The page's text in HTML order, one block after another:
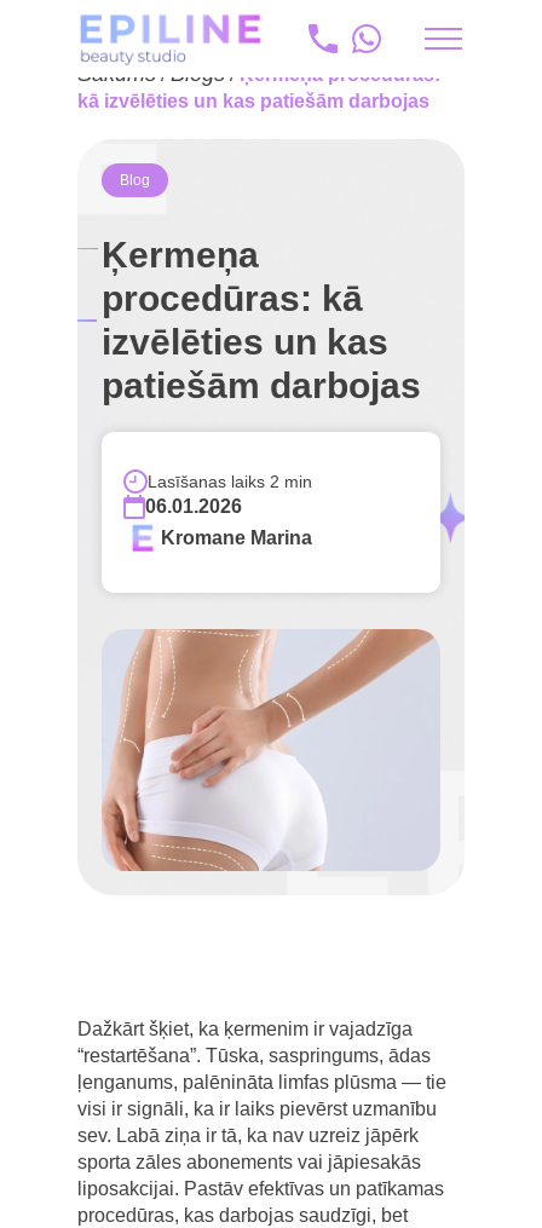
ru
Sākums / Blogs / Ķermeņa procedūras:
kā izvēlēties un kas patiešām darbojas
Blog
Ķermeņa
procedūras: kā
izvēlēties un kas
patiešām darbojas
Lasīšanas laiks 2 min
Kromane Marina
06.01.2026
Dažkārt šķiet, ka ķermenim ir vajadzīga
“restartēšana”. Tūska, saspringums, ādas
ļenganums, palēnināta limfas plūsma — tie
visi ir signāli, ka ir laiks pievērst uzmanību
sev. Labā ziņa ir tā, ka nav uzreiz jāpērk
sporta zāles abonements vai jāpiesakās
liposakcijai. Pastāv efektīvas un patīkamas
procedūras, kas darbojas saudzīgi, bet